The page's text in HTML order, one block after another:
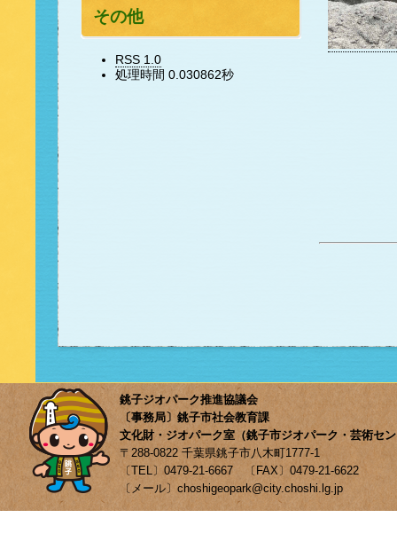
その他
RSS 1.0
処理時間 0.030862秒
銚子ジオパーク推進協議会
〔事務局〕銚子市社会教育課
文化財・ジオパーク室（銚子市ジオパーク・芸術セ
〒288-0822 千葉県銚子市八木町1777-1
〔TEL〕0479-21-6667 〔FAX〕0479-21-6622
〔メール〕choshigeopark@city.choshi.lg.jp